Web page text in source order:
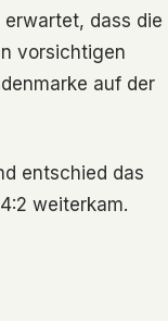
dass die
vorsichtigen
auf der
entschied das
weiterkam.